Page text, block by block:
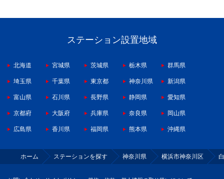
ステーション設置地域
北海道 宮城県 茨城県 栃木県 群馬県
埼玉県 千葉県 東京都 神奈川県 新潟県
富山県 石川県 長野県 静岡県 愛知県
京都府 大阪府 兵庫県 奈良県 岡山県
広島県 香川県 福岡県 熊本県 沖縄県
ホーム ステーションを探す 神奈川県 横浜市神奈川区